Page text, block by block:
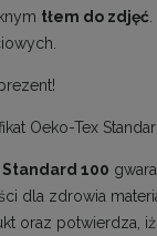
tłem do zdjęć
Oeko-Tex
100
dla zdrowia
oraz potwierdza,